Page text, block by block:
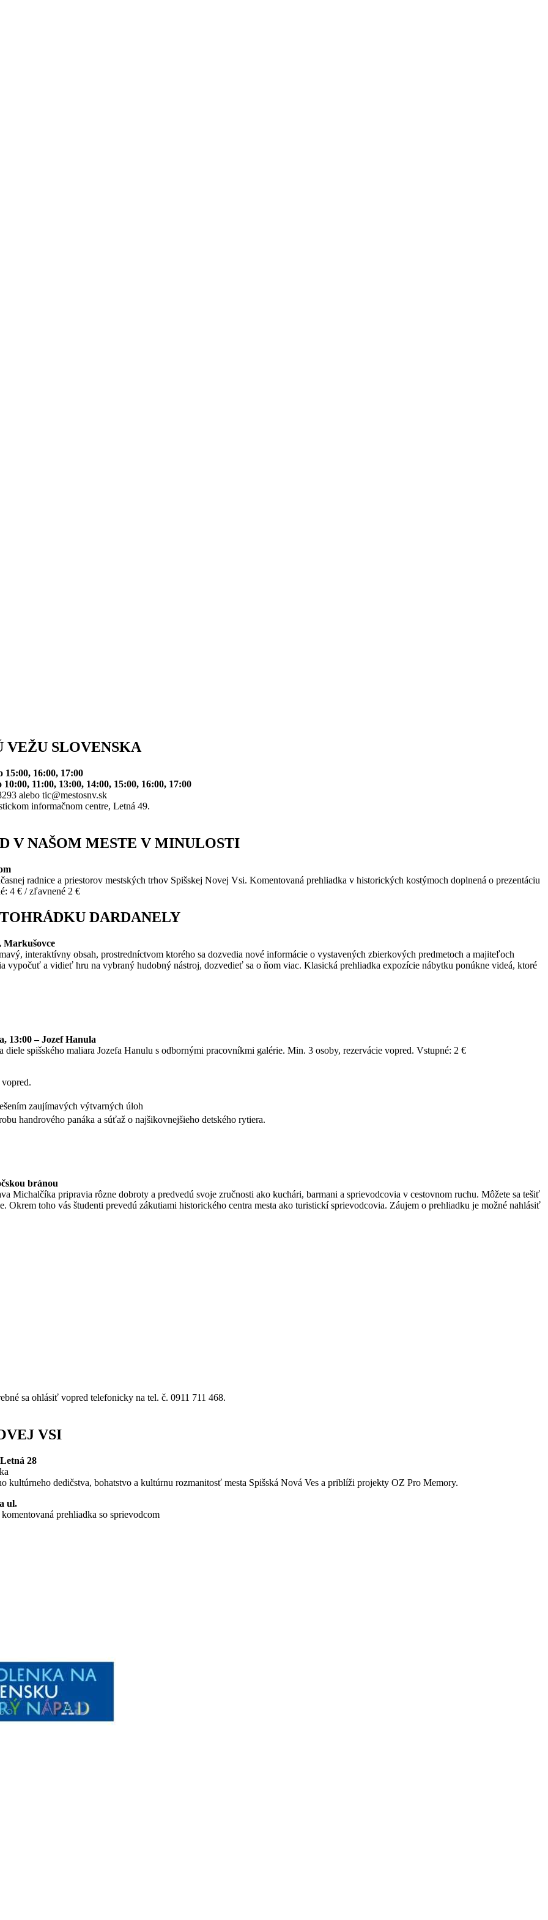
VEŽU SLOVENSKA
15:00, 16:00, 17:00
10:00, 11:00, 13:00, 14:00, 15:00, 16:00, 17:00
alebo tic@mestosnv.sk
informačnom centre, Letná 49.
V NAŠOM MESTE V MINULOSTI
radnice a priestorov mestských trhov Spišskej Novej Vsi. Komentovaná prehliadka v historických kostýmoch doplnená o prezentáciu
4 € / zľavnené 2 €
DARDANELY
Markušovce
interaktívny obsah, prostredníctvom ktorého sa dozvedia nové informácie o vystavených zbierkových predmetoch a majiteľoch
vypočuť a vidieť hru na vybraný hudobný nástroj, dozvedieť sa o ňom viac. Klasická prehliadka expozície nábytku ponúkne videá, ktoré
13:00 – Jozef Hanula
spišského maliara Jozefa Hanulu s odbornými pracovníkmi galérie. Min. 3 osoby, rezervácie vopred. Vstupné: 2 €
zaujímavých výtvarných úloh
handrového panáka a súťaž o najšikovnejšieho detského rytiera.
bránou
Michalčíka pripravia rôzne dobroty a predvedú svoje zručnosti ako kuchári, barmani a sprievodcovia v cestovnom ruchu. Môžete sa tešiť
Okrem toho vás študenti prevedú zákutiami historického centra mesta ako turistickí sprievodcovia. Záujem o prehliadku je možné nahlásiť
sa ohlásiť vopred telefonicky na tel. č. 0911 711 468.
VSI
28
kultúrneho dedičstva, bohatstvo a kultúrnu rozmanitosť mesta Spišská Nová Ves a priblíži projekty OZ Pro Memory.
ul.
prehliadka so sprievodcom